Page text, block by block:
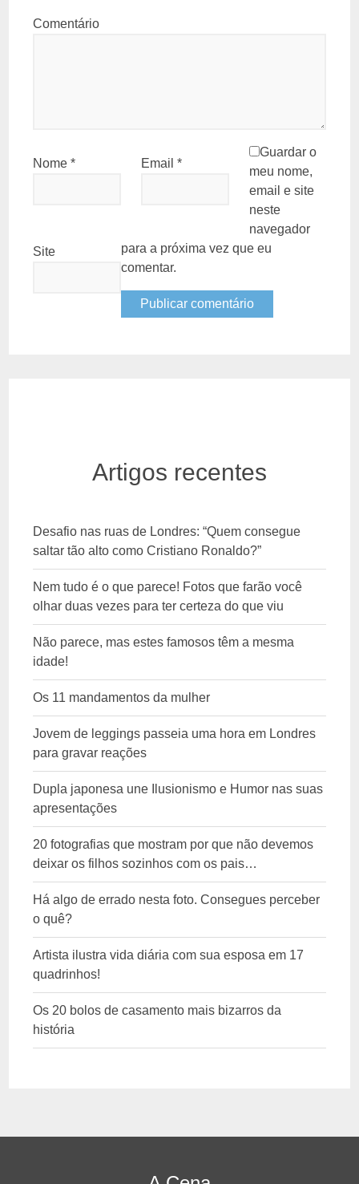
Comentário
Nome* Email *
Site
Guardar o
meu nome,
email e site
neste
navegador
para a próxima vez que eu
comentar.
Artigos recentes
Desafio nas ruas de Londres: “Quem consegue
saltar tão alto como Cristiano Ronaldo?”
Nem tudo é o que parece! Fotos que farão você
olhar duas vezes para ter certeza do que viu
Não parece, mas estes famosos têm a mesma
idade!
Os 11 mandamentos da mulher
Jovem de leggings passeia uma hora em Londres
para gravar reações
Dupla japonesa une Ilusionismo e Humor nas suas
apresentações
20 fotografias que mostram por que não devemos
deixar os filhos sozinhos com os pais…
Há algo de errado nesta foto. Consegues perceber
o quê?
Artista ilustra vida diária com sua esposa em 17
quadrinhos!
Os 20 bolos de casamento mais bizarros da
história